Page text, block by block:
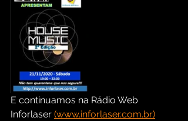
E continuamos na Rádio Web
Inforlaser (www.inforlaser.com.br)